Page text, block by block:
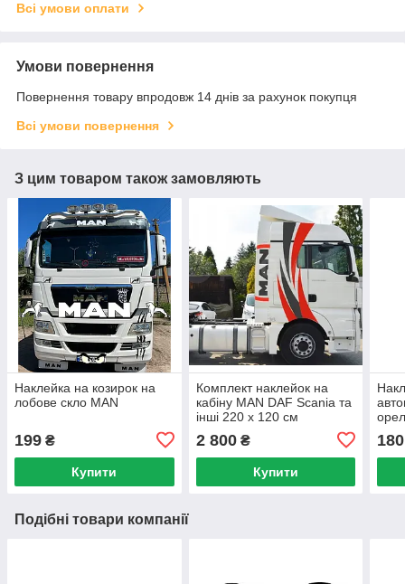
Всі умови оплати
Умови повернення
Повернення товару впродовж 14 днів за рахунок покупця
Всі умови повернення
З цим товаром також замовляють
Наклейка на козирок на
лобове скло MAN
199 ₴
Купити
Комплект наклейок на
кабіну MAN DAF Scania та
інші 220 x 120 см
2 800₴
Купити
180
Подібні товари компанії